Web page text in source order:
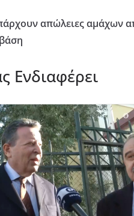
απώλειες αμάχων
Ενδιαφέρει